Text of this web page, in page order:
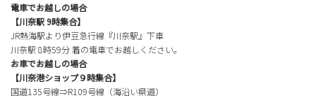
電車でお越しの場合
【川奈駅 9時集合】
JR熱海駅より伊豆急行線『川奈駅』下車
川奈駅 8時59分 着の電車でお越しください。
お車でお越しの場合
【川奈港ショップ９時集合】
国道135号線⇒R109号線（海沿い県道）